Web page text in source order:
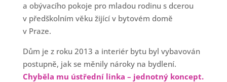
a obývacího pokoje pro mladou rodinu s dcerou
v předškolním věku žijící v bytovém domě
v Praze.
Dům je z roku 2013 a interiér bytu byl vybavován
postupně, jak se měnily nároky na bydlení.
Chyběla mu ústřední linka – jednotný koncept.